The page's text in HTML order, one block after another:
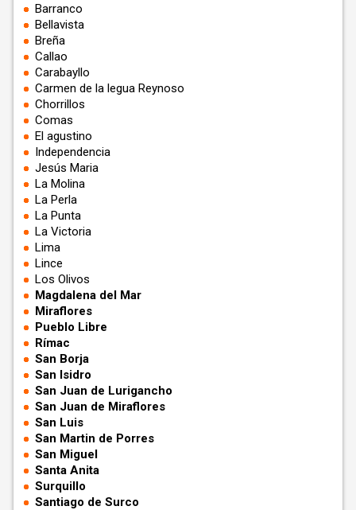
Barranco
Bellavista
Breña
Callao
Carabayllo
Carmen de la legua Reynoso
Chorrillos
Comas
El agustino
Independencia
Jesús Maria
La Molina
La Perla
La Punta
La Victoria
Lima
Lince
Los Olivos
Magdalena del Mar
Miraflores
Pueblo Libre
Rímac
San Borja
San Isidro
San Juan de Lurigancho
San Juan de Miraflores
San Luis
San Martin de Porres
San Miguel
Santa Anita
Surquillo
Santiago de Surco